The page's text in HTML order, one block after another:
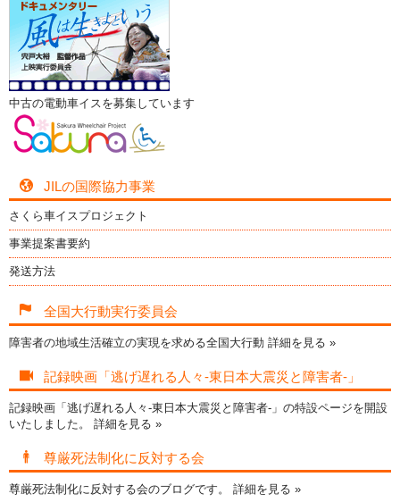
中古の電動車イスを募集しています
JILの国際協力事業
さくら車イスプロジェクト
事業提案書要約
発送方法
全国大行動実行委員会
障害者の地域生活確立の実現を求める全国大行動 詳細を見る »
記録映画「逃げ遅れる人々-東日本大震災と障害者-」
記録映画「逃げ遅れる人々-東日本大震災と障害者-」の特設ページを開設
いたしました。 詳細を見る »
尊厳死法制化に反対する会
尊厳死法制化に反対する会のブログです。 詳細を見る »